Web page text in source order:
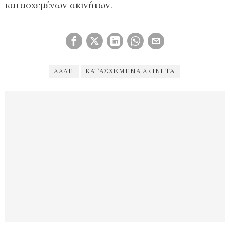
κατασχεμένων ακινήτων.
ΑΑΔΕ ΚΑΤΑΣΧΕΜΈΝΑ ΑΚΊΝΗΤΑ